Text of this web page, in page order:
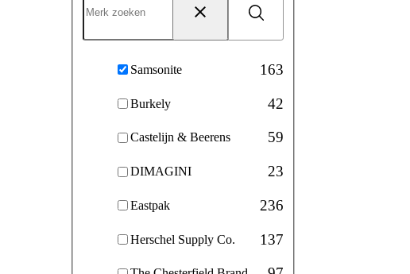
Zoeken
Reset
Samsonite 163
Burkely 42
Castelijn & Beerens 59
DIMAGINI 23
Eastpak 236
Herschel Supply Co. 137